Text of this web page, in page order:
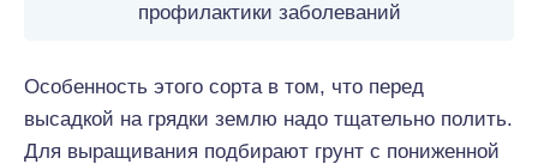
профилактики заболеваний
Особенность этого сорта в том, что перед
высадкой на грядки землю надо тщательно полить.
Для выращивания подбирают грунт с пониженной